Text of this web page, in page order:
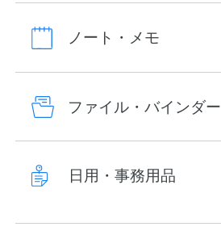
ノート・メモ
ファイル・バインダー
日用・事務用品